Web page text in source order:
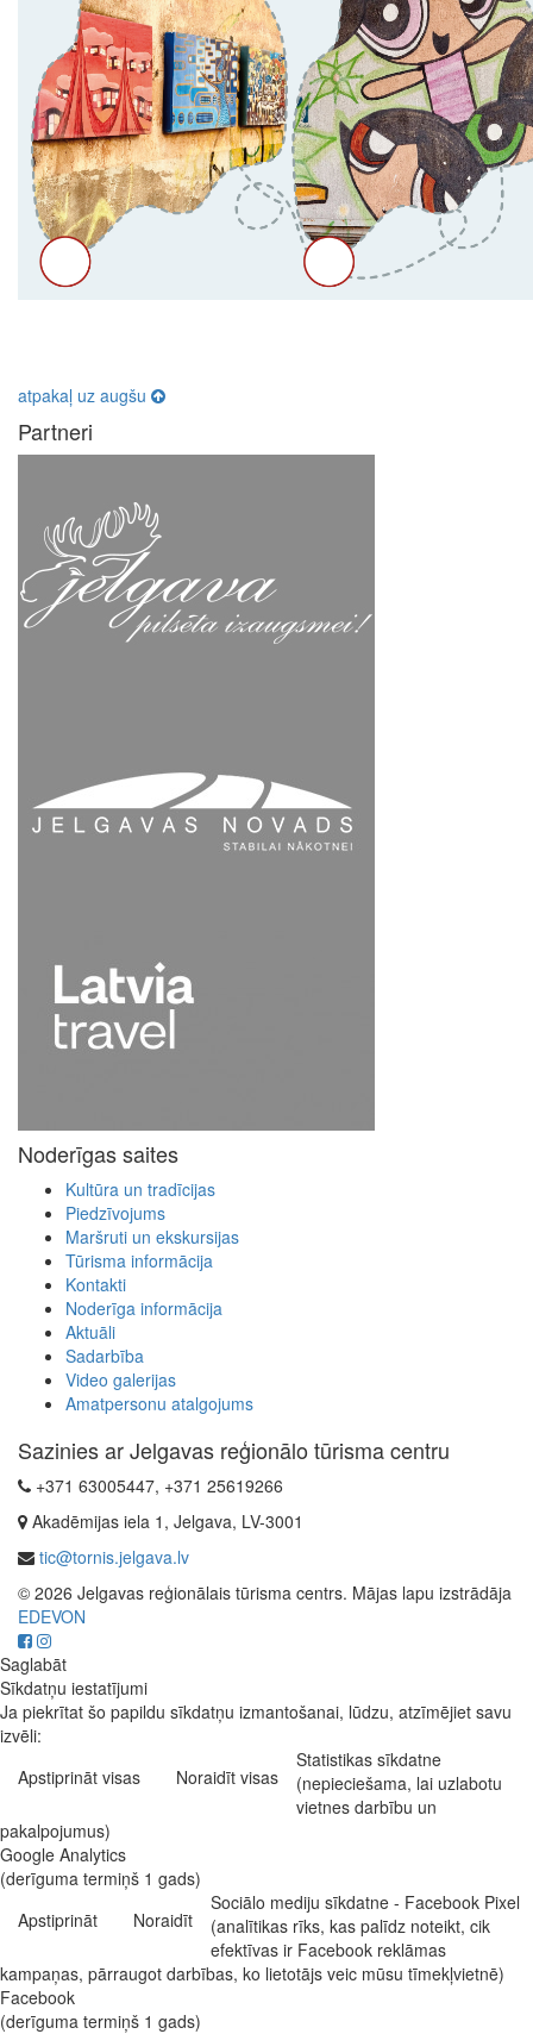
atpakaļ uz augšu
Partneri
Noderīgas saites
Kultūra un tradīcijas
Piedzīvojums
Maršruti un ekskursijas
Tūrisma informācija
Kontakti
Noderīga informācija
Aktuāli
Sadarbība
Video galerijas
Amatpersonu atalgojums
Sazinies ar Jelgavas reģionālo tūrisma centru
+371 63005447, +371 25619266
Akadēmijas iela 1, Jelgava, LV-3001
tic@tornis.jelgava.lv
© 2026 Jelgavas reģionālais tūrisma centrs. Mājas lapu izstrādāja
EDEVON
Saglabāt
Sīkdatņu iestatījumi
Ja piekrītat šo papildu sīkdatņu izmantošanai, lūdzu, atzīmējiet savu
izvēli:
Apstiprināt visas
Noraidīt visas
Statistikas sīkdatne
(nepieciešama, lai uzlabotu
vietnes darbību un
pakalpojumus)
Google Analytics
(derīguma termiņš 1 gads)
Apstiprināt
Noraidīt
Sociālo mediju sīkdatne - Facebook Pixel
(analītikas rīks, kas palīdz noteikt, cik
efektīvas ir Facebook reklāmas
kampaņas, pārraugot darbības, ko lietotājs veic mūsu tīmekļvietnē)
Facebook
(derīguma termiņš 1 gads)